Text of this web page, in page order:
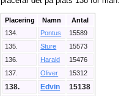
Placering Namn
Antal
134.
Pontus
15589
135.
Sture
15573
136.
Harald
15476
137.
Oliver 15312
138. Edvin 15138